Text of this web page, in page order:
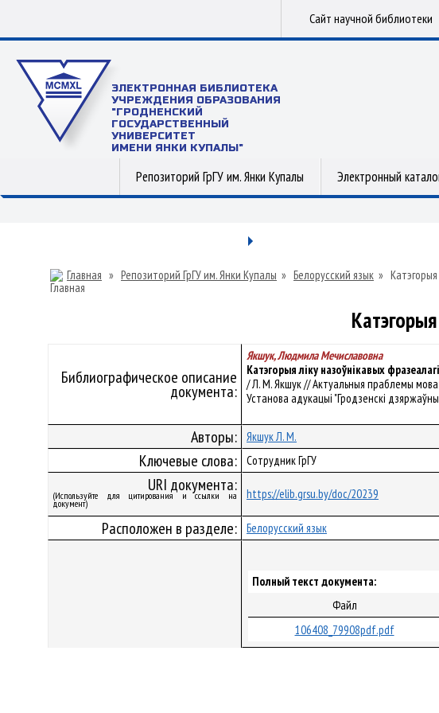
Сайт научной библиотеки
ЭЛЕКТРОННАЯ БИБЛИОТЕКА
УЧРЕЖДЕНИЯ ОБРАЗОВАНИЯ
"ГРОДНЕНСКИЙ
ГОСУДАРСТВЕННЫЙ
УНИВЕРСИТЕТ
ИМЕНИ ЯНКИ КУПАЛЫ"
Репозиторий ГрГУ им. Янки Купалы Электронный
Главная » Репозиторий ГрГУ им. Янки Купалы » Белорусский язык »
Библиографическое описание
документа:
Якшук, Людмила Мечиславовна
Катэгорыя ліку назоўнікавых
/ Л. М. Якшук // Актуальныя праблемы
Установа адукацыі "Гродзенскі
Авторы: Якшук Л. М.
Ключевые слова: Сотрудник ГрГУ
URI документа:
(Используйте для цитирования и ссылки на
документ)
https://elib.grsu.by/doc/20239
Расположен в разделе: Белорусский язык
Полный текст документа:
Файл
106408_79908pdf.pdf